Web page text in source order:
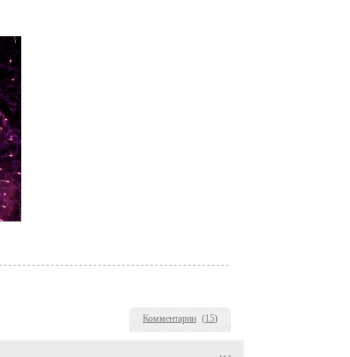
Комментарии (15)